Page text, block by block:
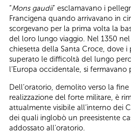
“Mons gaudii” esclamavano i
Francigena quando arrivavano in
scorgevano per la prima volta la
del loro lungo viaggio. Nel 1350
chiesetta della Santa Croce, dove
superato le difficoltà del lungo
l’Europa occidentale, si fermavano
Dell’oratorio, demolito verso la
realizzazione del forte militare, è
attualmente visibile all’interno dei
dei quali inglobò un preesistente
addossato all'oratorio.